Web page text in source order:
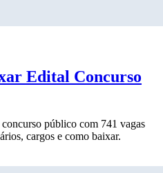
Edital Concurso
público com 741 vagas
cargos e como baixar.